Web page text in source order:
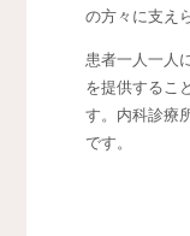
の方々に支え
患者一人一人
を提供するこ
す。内科診療
です。